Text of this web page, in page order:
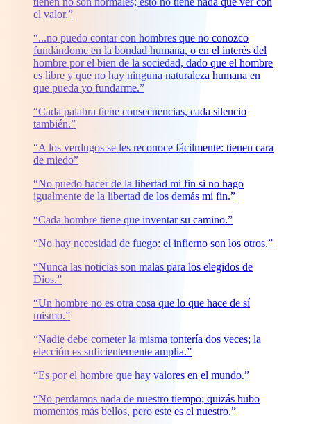
el valor.”
“...no puedo contar con hombres que no conozco
fundándome en la bondad humana, o en el interés del
hombre por el bien de la sociedad, dado que el hombre
es libre y que no hay ninguna naturaleza humana en
que pueda yo fundarme.”
“Cada palabra tiene consecuencias, cada silencio
también.”
“A los verdugos se les reconoce fácilmente: tienen cara
de miedo”
“No puedo hacer de la libertad mi fin si no hago
igualmente de la libertad de los demás mi fin.”
“Cada hombre tiene que inventar su camino.”
“No hay necesidad de fuego: el infierno son los otros.”
“Nunca las noticias son malas para los elegidos de
Dios.”
“Un hombre no es otra cosa que lo que hace de sí
mismo.”
“Nadie debe cometer la misma tontería dos veces; la
elección es suficientemente amplia.”
“Es por el hombre que hay valores en el mundo.”
“No perdamos nada de nuestro tiempo; quizás hubo
momentos más bellos, pero este es el nuestro.”